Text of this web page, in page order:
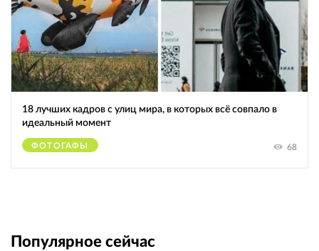
18 лучших кадров с улиц мира, в которых всё совпало в
идеальный момент
ФОТОГАФЫ 68
Популярное сейчас